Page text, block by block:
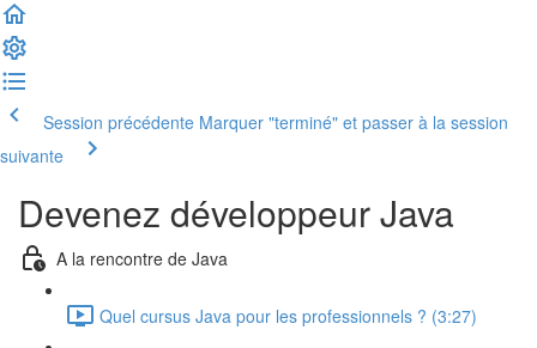
Session précédente Marquer "terminé" et passer à la session
suivante
Devenez développeur Java
A la rencontre de Java
Quel cursus Java pour les professionnels ? (3:27)